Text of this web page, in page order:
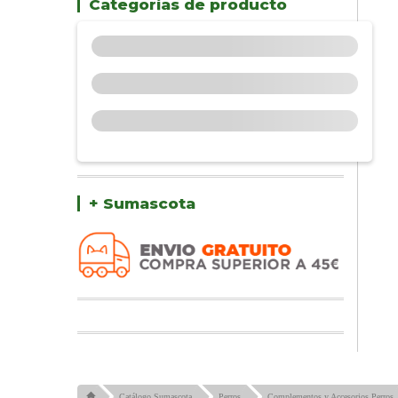
Categorías de producto
+ Sumascota